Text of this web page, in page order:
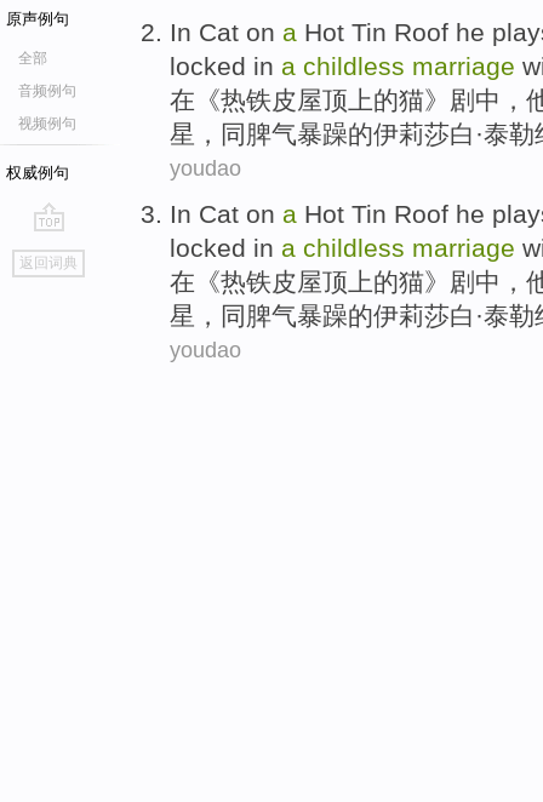
原声例句
全部
音频例句
视频例句
权威例句
go
top
返回词典
In Cat on a Hot Tin Roof he
locked in a childless marriage
在 《热铁皮屋顶 上的猫》剧中，
星 ， 同 脾气暴躁的伊莉莎白·泰勒
youdao
In Cat on a Hot Tin Roof he
locked in a childless marriage
在 《热铁皮屋顶 上的猫》剧中，
星 ， 同 脾气暴躁的伊莉莎白·泰勒
youdao